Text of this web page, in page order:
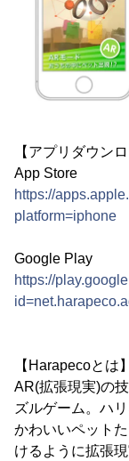
【アプリダウンロ
App Store
https://
platform=iphone
Google Play
https://
【Harapecoとは】
AR(拡張現実)の
ズルゲーム。ハ
かわいいペット
けるように拡張